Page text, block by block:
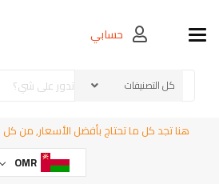
Toggle navigationحسابي
هنا تجد كل ما تحتاج بأفضل الأسعار, من كل
OMR